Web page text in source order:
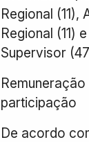
Regional (11),
Regional (11)
Supervisor
participação
De acordo